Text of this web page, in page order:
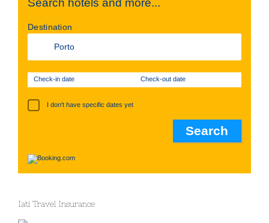
Search hotels and more...
Destination
Check-in date Check-out date
I don't have specific dates yet
Iati Travel Insurance